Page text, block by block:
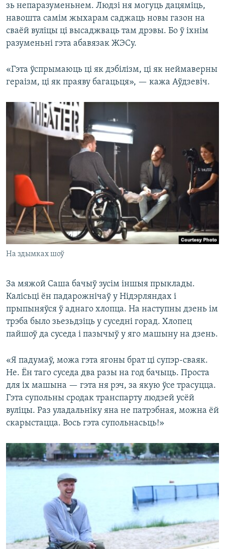
зь непаразуменьнем. Людзі ня могуць дацяміць,
навошта самім жыхарам саджаць новы газон на
сваёй вуліцы ці высаджваць там дрэвы. Бо ў іхнім
разуменьні гэта абавязак ЖЭСу.
«Гэта ўспрымаюць ці як дэбілізм, ці як неймаверны
гераізм, ці як праяву багацьця», — кажа Аўдзевіч.
На здымках шоў
За мяжой Саша бачыў зусім іншыя прыклады.
Калісьці ён падарожнічаў у Нідэрляндах і
прыпыняўся ў аднаго хлопца. На наступны дзень ім
трэба было зьезьдзіць у суседні горад. Хлопец
пайшоў да суседа і пазычыў у яго машыну на дзень.
«Я падумаў, можа гэта ягоны брат ці супэр-сваяк.
Не. Ён таго суседа два разы на год бачыць. Проста
для іх машына — гэта ня рэч, за якую ўсе трасуцца.
Гэта супольны сродак транспарту людзей усёй
вуліцы. Раз уладальніку яна не патрэбная, можна ёй
скарыстацца. Вось гэта супольнасьць!»